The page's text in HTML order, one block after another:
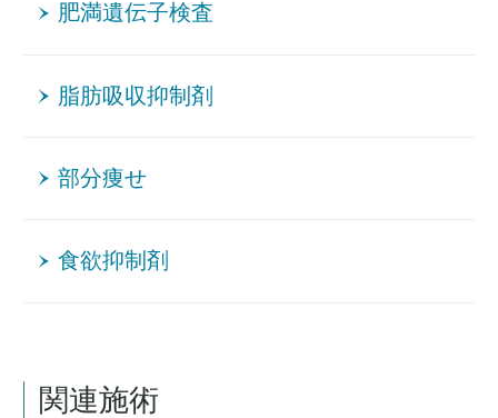
肥満遺伝子検査
脂肪吸収抑制剤
部分痩せ
食欲抑制剤
関連施術